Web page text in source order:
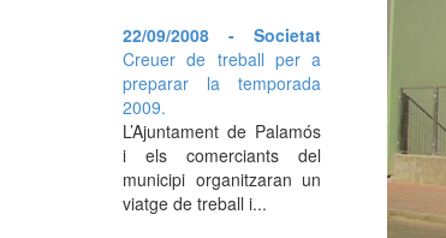
22/09/2008 - Societat
Creuer de treball per a
preparar la temporada
2009.
L’Ajuntament de Palamós
i els comerciants del
municipi organitzaran un
viatge de treball i...